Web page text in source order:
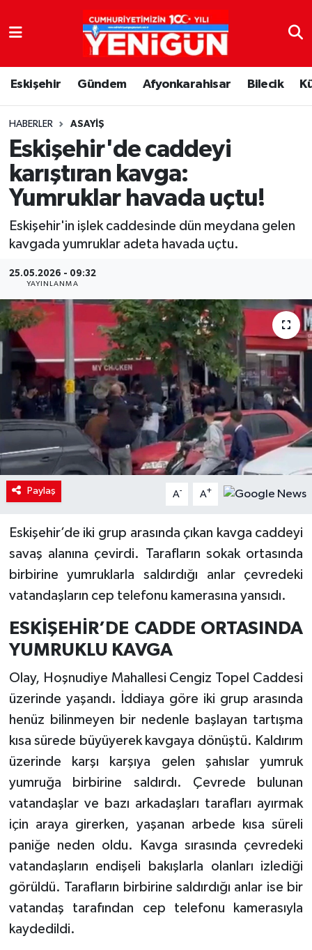
Eskişehir Gündem Afyonkarahisar Bilecik
HABERLER ASAYIŞ
Eskişehir'de caddeyi
karıştıran kavga:
Yumruklar havada uçtu!
Eskişehir'in işlek caddesinde dün meydana gelen
kavgada yumruklar adeta havada uçtu.
25.05.2026 - 09:32
YAYINLANMA
Paylaş A- A+
Eskişehir’de iki grup arasında çıkan kavga caddeyi
savaş alanına çevirdi. Tarafların sokak ortasında
birbirine yumruklarla saldırdığı anlar çevredeki
vatandaşların cep telefonu kamerasına yansıdı.
ESKİŞEHİR’DE CADDE ORTASINDA
YUMRUKLU KAVGA
Olay, Hoşnudiye Mahallesi Cengiz Topel Caddesi
üzerinde yaşandı. İddiaya göre iki grup arasında
henüz bilinmeyen bir nedenle başlayan tartışma
kısa sürede büyüyerek kavgaya dönüştü. Kaldırım
üzerinde karşı karşıya gelen şahıslar yumruk
yumruğa birbirine saldırdı. Çevrede bulunan
vatandaşlar ve bazı arkadaşları tarafları ayırmak
için araya girerken, yaşanan arbede kısa süreli
paniğe neden oldu. Kavga sırasında çevredeki
vatandaşların endişeli bakışlarla olanları izlediği
görüldü. Tarafların birbirine saldırdığı anlar ise bir
vatandaş tarafından cep telefonu kamerasıyla
kaydedildi.
Nöbetçi Eczaneler
Hava Durumu
Trafik Durumu
Süper Lig Puan Durumu ve Fikstür
Tüm Manşetler
Son Dakika Haberleri